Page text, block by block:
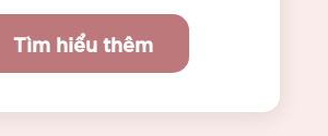
Tìm hiểu thêm